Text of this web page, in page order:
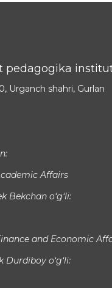
pedagogika
Urganch shahri, Gurlan
Affairs
Bekchan o‘g‘li:
and Economic
Durdiboy o‘g‘li: